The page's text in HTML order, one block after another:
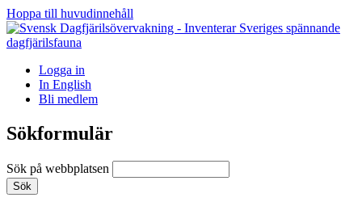
Hoppa till huvudinnehåll
Logga in
In English
Bli medlem
Sökformulär
Sök på webbplatsen